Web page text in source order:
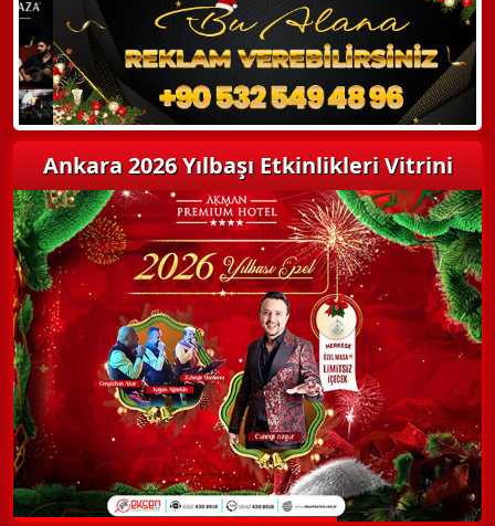
Detaylı Bilgi Alın
Ankara 2026 Yılbaşı Etkinlikleri Vitrini